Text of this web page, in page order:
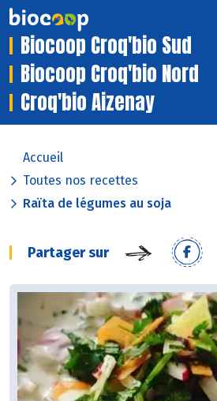
Biocoop Croq'bio Sud
Biocoop Croq'bio Nord
Croq'bio Aizenay
Accueil
Toutes nos recettes
Raïta de légumes au soja
Partager sur